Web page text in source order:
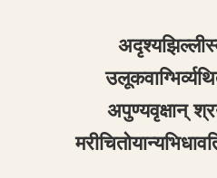
अपुण्यवृक्षान्